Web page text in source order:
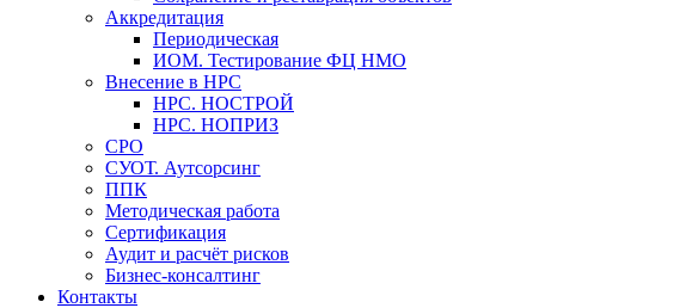
Аккредитация
Периодическая
ИОМ. Тестирование ФЦ НМО
Внесение в НРС
НРС. НОСТРОЙ
НРС. НОПРИЗ
СРО
СУОТ. Аутсорсинг
ППК
Методическая работа
Сертификация
Аудит и расчёт рисков
Бизнес-консалтинг
Контакты